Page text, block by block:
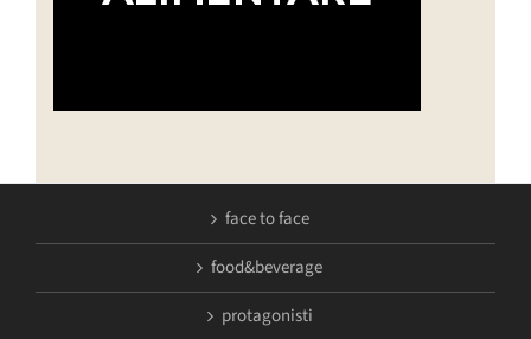
face to face
food&beverage
protagonisti